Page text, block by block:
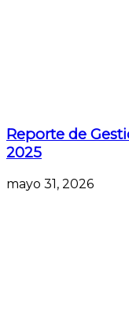
Reporte de
2025
mayo 31, 2026